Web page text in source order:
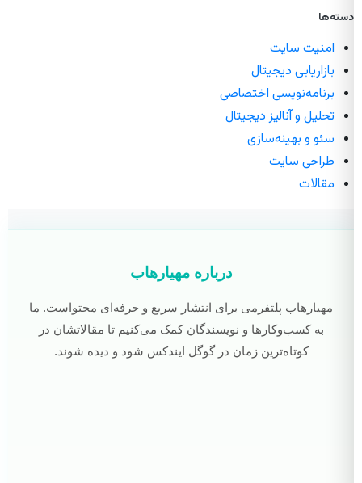
دسته‌ها
امنیت سایت
بازاریابی دیجیتال
برنامه‌نویسی اختصاصی
تحلیل و آنالیز دیجیتال
سئو و بهینه‌سازی
طراحی سایت
مقالات
درباره مهیارهاب
مهیارهاب پلتفرمی برای انتشار سریع و حرفه‌ای محتواست. ما
به کسب‌وکارها و نویسندگان کمک می‌کنیم تا مقالاتشان در
کوتاه‌ترین زمان در گوگل ایندکس شود و دیده شوند.